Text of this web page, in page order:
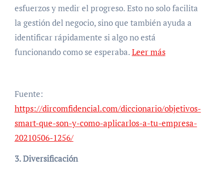
esfuerzos y medir el progreso. Esto no solo facilita
la gestión del negocio, sino que también ayuda a
identificar rápidamente si algo no está
funcionando como se esperaba.Leer más
Fuente:
https://dircomfidencial.com/diccionario/objetivos-
smart-que-son-y-como-aplicarlos-a-tu-empresa-
20210506-1256/
3. Diversificación